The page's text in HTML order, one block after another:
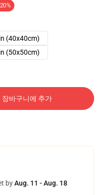
(40x40cm)
(50x50cm)
장바구니에 추가
byAug. 11 - Aug. 18